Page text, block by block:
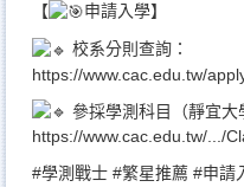
【
申請入學】
校系分則查詢：
https://www.cac.edu.tw/
參採學測科目（靜宜大
https://www.cac.edu.tw/.../
#學測戰士 #繁星推薦 #申請